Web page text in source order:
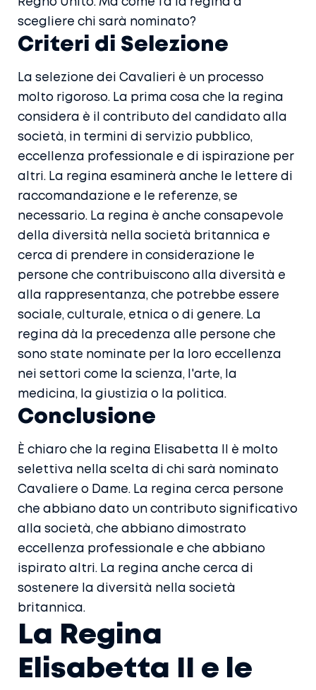
Regno Unito. Ma come fa la regina a
scegliere chi sarà nominato?
Criteri di Selezione
La selezione dei Cavalieri è un processo
molto rigoroso. La prima cosa che la regina
considera è il contributo del candidato alla
società, in termini di servizio pubblico,
eccellenza professionale e di ispirazione per
altri. La regina esaminerà anche le lettere di
raccomandazione e le referenze, se
necessario. La regina è anche consapevole
della diversità nella società britannica e
cerca di prendere in considerazione le
persone che contribuiscono alla diversità e
alla rappresentanza, che potrebbe essere
sociale, culturale, etnica o di genere. La
regina dà la precedenza alle persone che
sono state nominate per la loro eccellenza
nei settori come la scienza, l'arte, la
medicina, la giustizia o la politica.
Conclusione
È chiaro che la regina Elisabetta II è molto
selettiva nella scelta di chi sarà nominato
Cavaliere o Dame. La regina cerca persone
che abbiano dato un contributo significativo
alla società, che abbiano dimostrato
eccellenza professionale e che abbiano
ispirato altri. La regina anche cerca di
sostenere la diversità nella società
britannica.
La Regina
Elisabetta II e le